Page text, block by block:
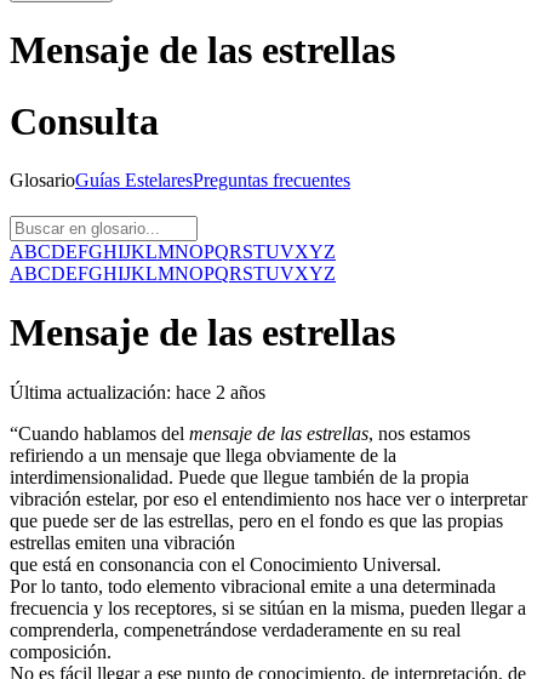
Mensaje de las estrellas
Consulta
GlosarioGuías EstelaresPreguntas frecuentes
ABCDEFGHIJKLMNOPQRSTUVXYZ
ABCDEFGHIJKLMNOPQRSTUVXYZ
Mensaje de las estrellas
Última actualización: hace 2 años
“Cuando hablamos del mensaje de las estrellas, nos estamos
refiriendo a un mensaje que llega obviamente de la
interdimensionalidad. Puede que llegue también de la propia
vibración estelar, por eso el entendimiento nos hace ver o interpretar
que puede ser de las estrellas, pero en el fondo es que las propias
estrellas emiten una vibración
que está en consonancia con el Conocimiento Universal.
Por lo tanto, todo elemento vibracional emite a una determinada
frecuencia y los receptores, si se sitúan en la misma, pueden llegar a
comprenderla, compenetrándose verdaderamente en su real
composición.
No es fácil llegar a ese punto de conocimiento, de interpretación, de